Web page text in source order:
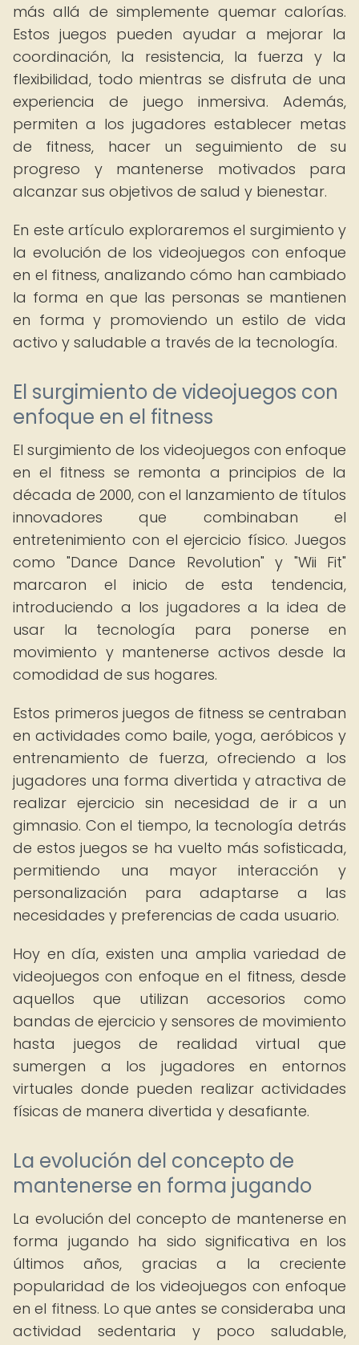
más allá de simplemente quemar calorías.
Estos juegos pueden ayudar a mejorar la
coordinación, la resistencia, la fuerza y la
flexibilidad, todo mientras se disfruta de una
experiencia de juego inmersiva. Además,
permiten a los jugadores establecer metas
de fitness, hacer un seguimiento de su
progreso y mantenerse motivados para
alcanzar sus objetivos de salud y bienestar.
En este artículo exploraremos el surgimiento y
la evolución de los videojuegos con enfoque
en el fitness, analizando cómo han cambiado
la forma en que las personas se mantienen
en forma y promoviendo un estilo de vida
activo y saludable a través de la tecnología.
El surgimiento de videojuegos con
enfoque en el fitness
El surgimiento de los videojuegos con enfoque
en el fitness se remonta a principios de la
década de 2000, con el lanzamiento de títulos
innovadores que combinaban el
entretenimiento con el ejercicio físico. Juegos
como "Dance Dance Revolution" y "Wii Fit"
marcaron el inicio de esta tendencia,
introduciendo a los jugadores a la idea de
usar la tecnología para ponerse en
movimiento y mantenerse activos desde la
comodidad de sus hogares.
Estos primeros juegos de fitness se centraban
en actividades como baile, yoga, aeróbicos y
entrenamiento de fuerza, ofreciendo a los
jugadores una forma divertida y atractiva de
realizar ejercicio sin necesidad de ir a un
gimnasio. Con el tiempo, la tecnología detrás
de estos juegos se ha vuelto más sofisticada,
permitiendo una mayor interacción y
personalización para adaptarse a las
necesidades y preferencias de cada usuario.
Hoy en día, existen una amplia variedad de
videojuegos con enfoque en el fitness, desde
aquellos que utilizan accesorios como
bandas de ejercicio y sensores de movimiento
hasta juegos de realidad virtual que
sumergen a los jugadores en entornos
virtuales donde pueden realizar actividades
físicas de manera divertida y desafiante.
La evolución del concepto de
mantenerse en forma jugando
La evolución del concepto de mantenerse en
forma jugando ha sido significativa en los
últimos años, gracias a la creciente
popularidad de los videojuegos con enfoque
en el fitness. Lo que antes se consideraba una
actividad sedentaria y poco saludable,